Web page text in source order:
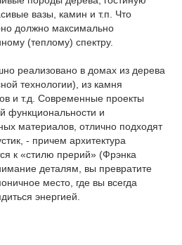
вазы, камин и т.п. Что
должно максимально
(теплому) спектру.
реализовано в домах из дерева
технологии), из камня
и т.д. Современные проекты
функциональности и
материалов, отлично подходят
- причем архитектура
к «стилю прерий» (Фрэнка
деталям, вы превратите
место, где вы всегда
энергией.